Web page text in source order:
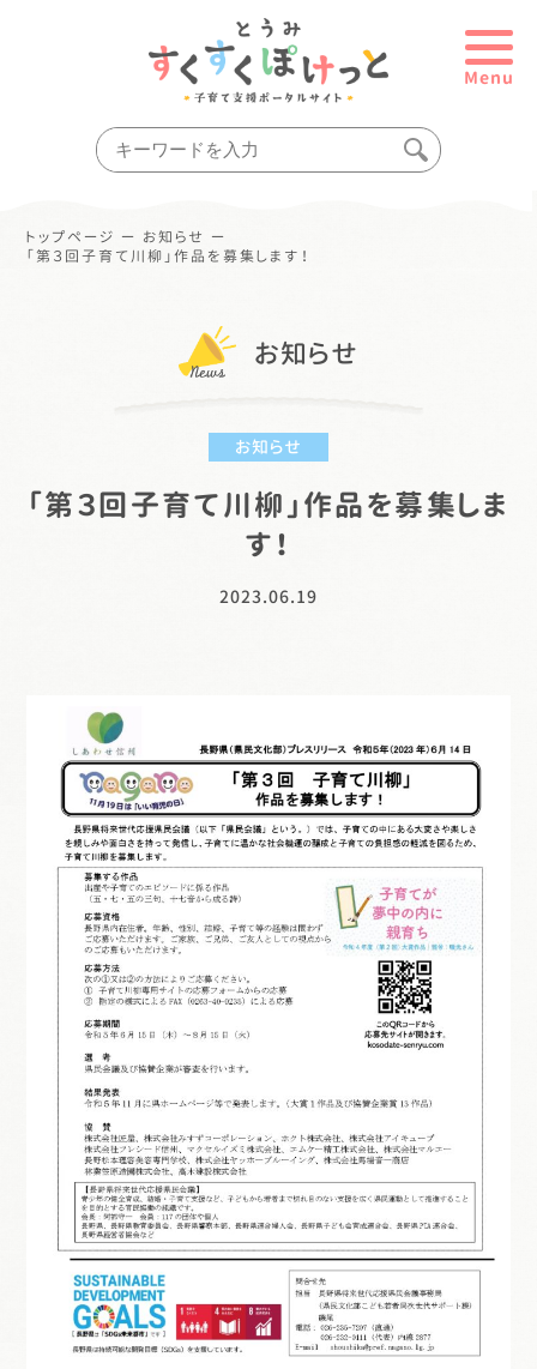
Menu
トップページ ー お知らせ ー
「第３回子育て川柳」作品を募集します！
お知らせ
お知らせ
「第３回子育て川柳」作品を募集しま
す！
2023.06.19